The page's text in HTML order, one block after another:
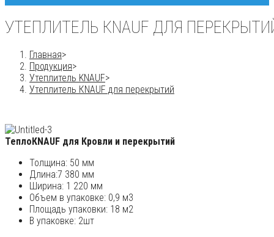
УТЕПЛИТЕЛЬ КNAUF ДЛЯ
Главная>
Продукция>
Утеплитель KNAUF>
Утеплитель КNAUF для перекрытий
ТеплоКNAUF для Кровли и перекрытий
Толщина: 50 мм
Длина:7 380 мм
Ширина: 1 220 мм
Объем в упаковке: 0,9 м3
Площадь упаковки: 18 м2
В упаковке: 2шт